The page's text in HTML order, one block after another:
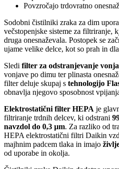
Povzročajo trdovratno
Sodobni čistilniki zraka za dim
večstopenjske sisteme za filtriranje,
druga onesnaževala. Postopek se
ujame velike delce, kot so prah in
Sledi filter za odstranjevanje
vonjave po dimu ter plinasta
filter deluje skupaj s tehnologijo
obnavlja njegovo sposobnost
Elektrostatični filter HEPA je
filtriranje trdnih delcev, ki odstrani
navzdol do 0,3 µm. Za razliko od
HEPA elektrostatični filtri Daikin
majhnim padcem tlaka in imajo
od uporabe in okolja.